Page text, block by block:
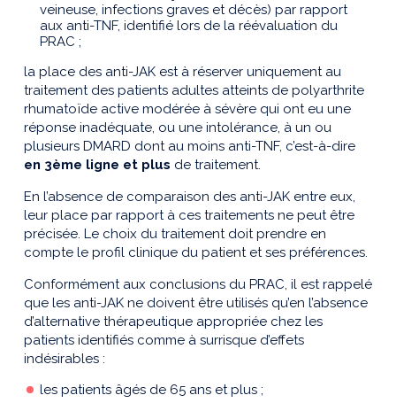
veineuse, infections graves et décès) par rapport
aux anti-TNF, identifié lors de la réévaluation du
PRAC ;
la place des anti-JAK est à réserver uniquement au
traitement des patients adultes atteints de polyarthrite
rhumatoïde active modérée à sévère qui ont eu une
réponse inadéquate, ou une intolérance, à un ou
plusieurs DMARD dont au moins anti-TNF, c’est-à-dire
en 3ème ligne et plus de traitement.
En l’absence de comparaison des anti-JAK entre eux,
leur place par rapport à ces traitements ne peut être
précisée. Le choix du traitement doit prendre en
compte le profil clinique du patient et ses préférences.
Conformément aux conclusions du PRAC, il est rappelé
que les anti-JAK ne doivent être utilisés qu’en l’absence
d’alternative thérapeutique appropriée chez les
patients identifiés comme à surrisque d’effets
indésirables :
les patients âgés de 65 ans et plus ;